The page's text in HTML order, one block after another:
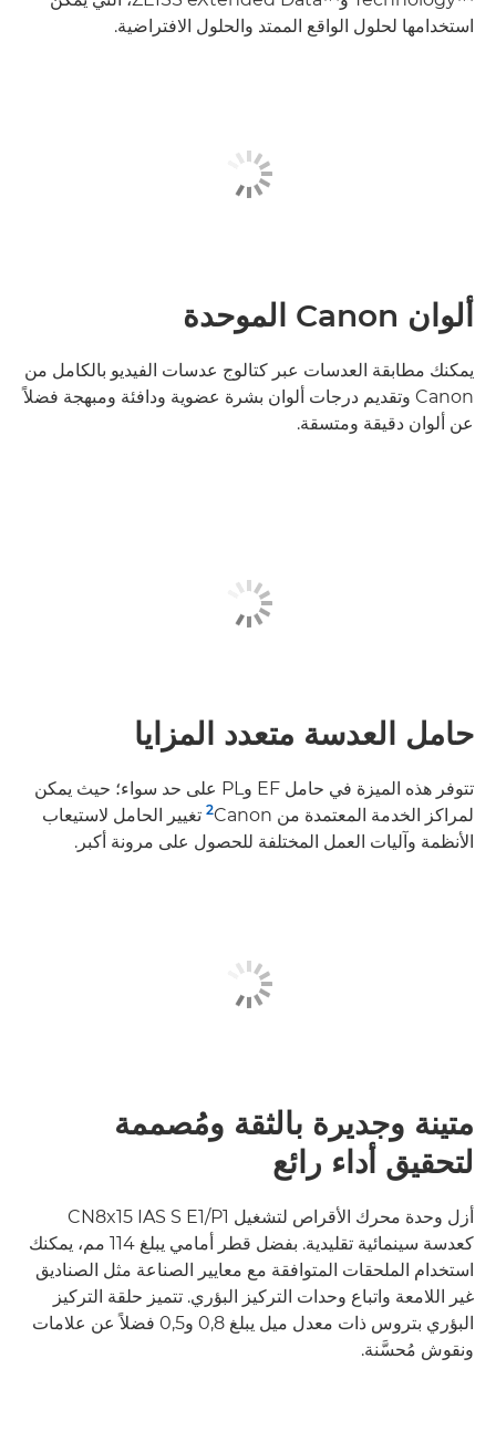
استخدامها لحلول الواقع الممتد والحلول الافتراضية.
ألوان Canon الموحدة
يمكنك مطابقة العدسات عبر كتالوج عدسات الفيديو بالكامل من
Canon وتقديم درجات ألوان بشرة عضوية ودافئة ومبهجة فضلاً
عن ألوان دقيقة ومتسقة.
حامل العدسة متعدد المزايا
تتوفر هذه الميزة في حامل EF وPL على حد سواء؛ حيث يمكن
لمراكز الخدمة المعتمدة من Canon‏
2 تغيير الحامل لاستيعاب
الأنظمة وآليات العمل المختلفة للحصول على مرونة أكبر.
متينة وجديرة بالثقة ومُصممة
لتحقيق أداء رائع
أزل وحدة محرك الأقراص لتشغيل CN8x15 IAS S E1/P1
كعدسة سينمائية تقليدية. بفضل قطر أمامي يبلغ 114 مم، يمكنك
استخدام الملحقات المتوافقة مع معايير الصناعة مثل الصناديق
غير اللامعة واتباع وحدات التركيز البؤري. تتميز حلقة التركيز
البؤري بتروس ذات معدل ميل يبلغ 0,8 و0,5 فضلاً عن علامات
ونقوش مُحسَّنة.